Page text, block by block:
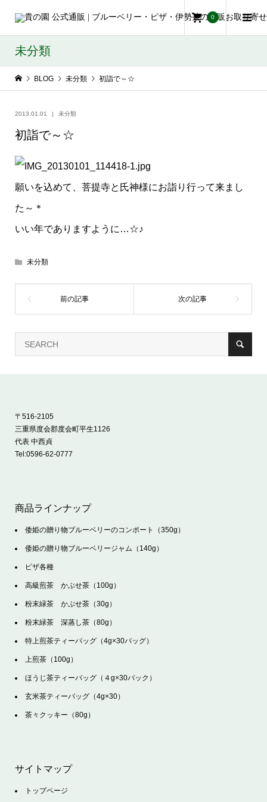
0
未分類
BLOG 未分類 初詣で～☆
2013.01.01 未分類
初詣で～☆
願いを込めて、菩提寺と氏神様にお詣り行って来まし
た～＊
いい年でありますように…☆♪
未分類
〒516-2105
三重県度会郡度会町平生1126
代表 中西貞
Tel:0596-62-0777
商品ラインナップ
倭姫の贈り物ブルーベリーのコンポート（350g）
倭姫の贈り物ブルーベリージャム（140g）
ピザ各種
高級煎茶 かぶせ茶（100g）
粉末緑茶 かぶせ茶（30g）
粉末緑茶 深蒸し茶（80g）
特上煎茶ティーバッグ（4g×30バッグ）
上煎茶（100g）
ほうじ茶ティーバッグ（４g×30バック）
玄米茶ティーバッグ（4g×30）
茶々クッキー（80g）
サイトマップ
トップページ